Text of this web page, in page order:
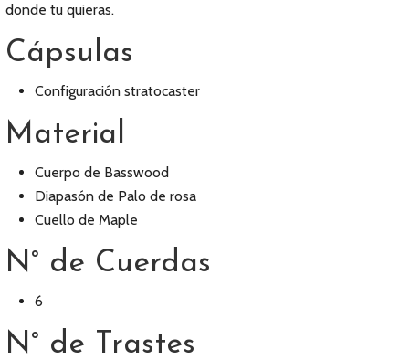
donde tu quieras.
Cápsulas
Configuración stratocaster
Material
Cuerpo de Basswood
Diapasón de Palo de rosa
Cuello de Maple
N° de Cuerdas
6
N° de Trastes